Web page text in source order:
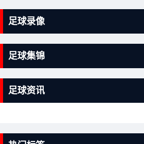
足球录像
足球集锦
足球资讯